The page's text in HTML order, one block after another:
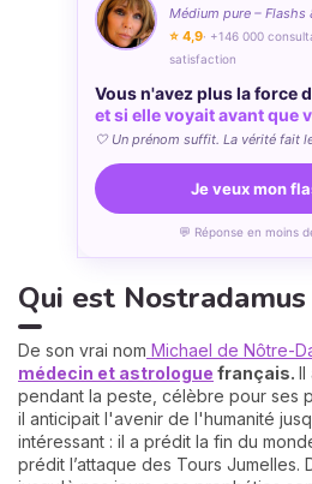
Médium pure – Flashs
⭐ 4,9· +146 000
satisfaction
Vous n'avez plus la force
et si elle voyait avant que
🤍 Un prénom suffit. La vérité fait
Je veux mon
💬 Réponse en moins
Qui est Nostradamus
De son vrai nom Michael de Nôtre-
médecin et astrologue français. Il
pendant la peste, célèbre pour ses
il anticipait l'avenir de l'humanité
intéressant : il a prédit la fin du
prédit l’attaque des Tours Jumelles.